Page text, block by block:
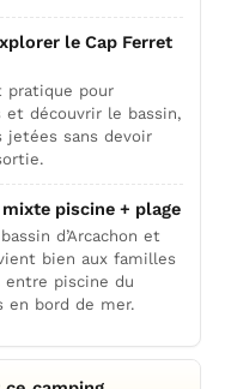
le Cap Ferret
pratique pour
découvrir le bassin,
jetées sans devoir
piscine + plage
d’Arcachon et
bien aux familles
piscine du
en bord de mer.